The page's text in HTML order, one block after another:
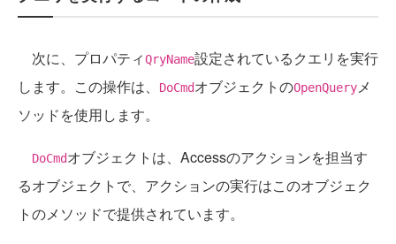
次に、プロパティQryName設定されているクエリを実行
します。この操作は、
DoCmdオブジェクトのOpenQueryメ
ソッドを使用します。
DoCmdオブジェクトは、Accessのアクションを担当す
るオブジェクトで、アクションの実行はこのオブジェク
トのメソッドで提供されています。